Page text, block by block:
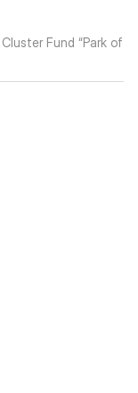
Fund “Park of